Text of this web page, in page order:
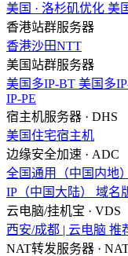
美国 · 洛杉矶优化 美
香港站群服务器
香港沙田NTT
美国站群服务器
美国多IP-BT 美国多
IP-PE
宿主机服务器 · DHS
美国住宅宿主机
边缘安全加速 · ADC
全国通用（中国内地）
IP（中国大陆）
域名
云电脑/挂机宝 · VDS
西安/成都 | 云电脑 推
NAT转发服务器 ·